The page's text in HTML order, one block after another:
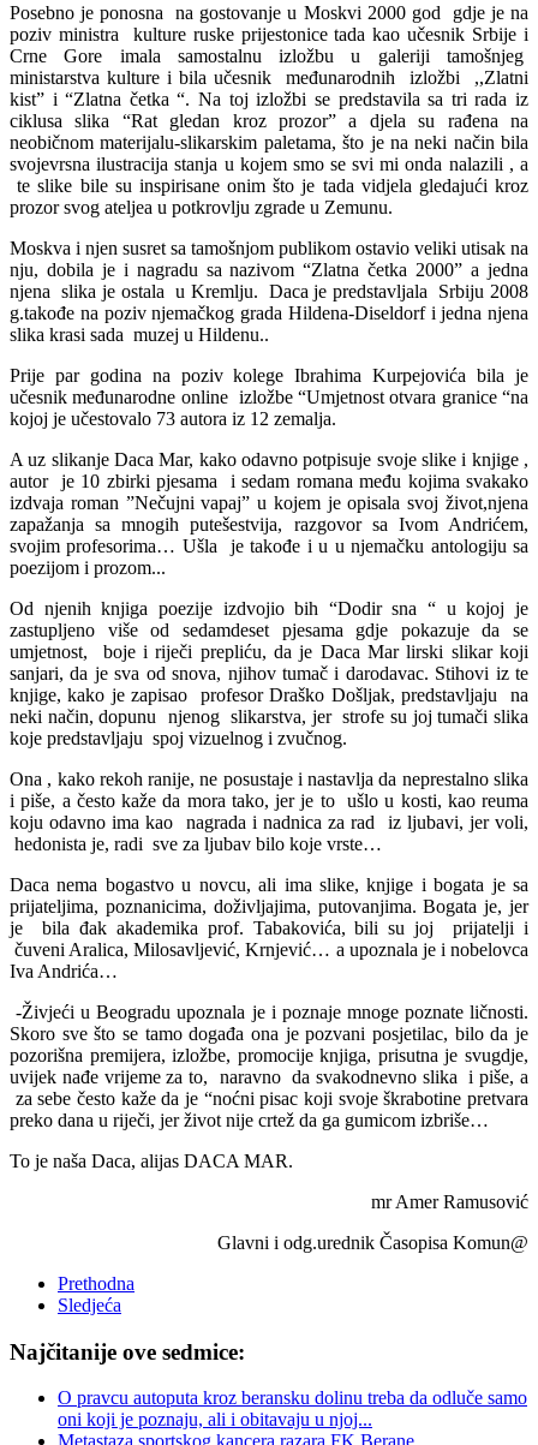
Posebno je ponosna na gostovanje u Moskvi 2000 god gdje je na
poziv ministra kulture ruske prijestonice tada kao učesnik Srbije i
Crne Gore imala samostalnu izložbu u galeriji tamošnjeg
ministarstva kulture i bila učesnik međunarodnih izložbi ,,Zlatni
kist” i “Zlatna četka “. Na toj izložbi se predstavila sa tri rada iz
ciklusa slika “Rat gledan kroz prozor” a djela su rađena na
neobičnom materijalu-slikarskim paletama, što je na neki način bila
svojevrsna ilustracija stanja u kojem smo se svi mi onda nalazili , a
te slike bile su inspirisane onim što je tada vidjela gledajući kroz
prozor svog ateljea u potkrovlju zgrade u Zemunu.
Moskva i njen susret sa tamošnjom publikom ostavio veliki utisak na
nju, dobila je i nagradu sa nazivom “Zlatna četka 2000” a jedna
njena slika je ostala u Kremlju. Daca je predstavljala Srbiju 2008
g.takođe na poziv njemačkog grada Hildena-Diseldorf i jedna njena
slika krasi sada muzej u Hildenu..
Prije par godina na poziv kolege Ibrahima Kurpejovića bila je
učesnik međunarodne online izložbe “Umjetnost otvara granice “na
kojoj je učestovalo 73 autora iz 12 zemalja.
A uz slikanje Daca Mar, kako odavno potpisuje svoje slike i knjige ,
autor je 10 zbirki pjesama i sedam romana među kojima svakako
izdvaja roman ”Nečujni vapaj” u kojem je opisala svoj život,njena
zapažanja sa mnogih putešestvija, razgovor sa Ivom Andrićem,
svojim profesorima… Ušla je takođe i u u njemačku antologiju sa
poezijom i prozom...
Od njenih knjiga poezije izdvojio bih “Dodir sna “ u kojoj je
zastupljeno više od sedamdeset pjesama gdje pokazuje da se
umjetnost, boje i riječi prepliću, da je Daca Mar lirski slikar koji
sanjari, da je sva od snova, njihov tumač i darodavac. Stihovi iz te
knjige, kako je zapisao profesor Draško Došljak, predstavljaju na
neki način, dopunu njenog slikarstva, jer strofe su joj tumači slika
koje predstavljaju spoj vizuelnog i zvučnog.
Ona , kako rekoh ranije, ne posustaje i nastavlja da neprestalno slika
i piše, a često kaže da mora tako, jer je to ušlo u kosti, kao reuma
koju odavno ima kao nagrada i nadnica za rad iz ljubavi, jer voli,
hedonista je, radi sve za ljubav bilo koje vrste…
Daca nema bogastvo u novcu, ali ima slike, knjige i bogata je sa
prijateljima, poznanicima, doživljajima, putovanjima. Bogata je, jer
je bila đak akademika prof. Tabakovića, bili su joj prijatelji i
čuveni Aralica, Milosavljević, Krnjević… a upoznala je i nobelovca
Iva Andrića…
-Živjeći u Beogradu upoznala je i poznaje mnoge poznate ličnosti.
Skoro sve što se tamo događa ona je pozvani posjetilac, bilo da je
pozorišna premijera, izložbe, promocije knjiga, prisutna je svugdje,
uvijek nađe vrijeme za to, naravno da svakodnevno slika i piše, a
za sebe često kaže da je “noćni pisac koji svoje škrabotine pretvara
preko dana u riječi, jer život nije crtež da ga gumicom izbriše…
To je naša Daca, alijas DACA MAR.
mr Amer Ramusović
Glavni i odg.urednik Časopisa Komun@
Prethodna
Sledjeća
Najčitanije ove sedmice:
O pravcu autoputa kroz beransku dolinu treba da odluče samo
oni koji je poznaju, ali i obitavaju u njoj...